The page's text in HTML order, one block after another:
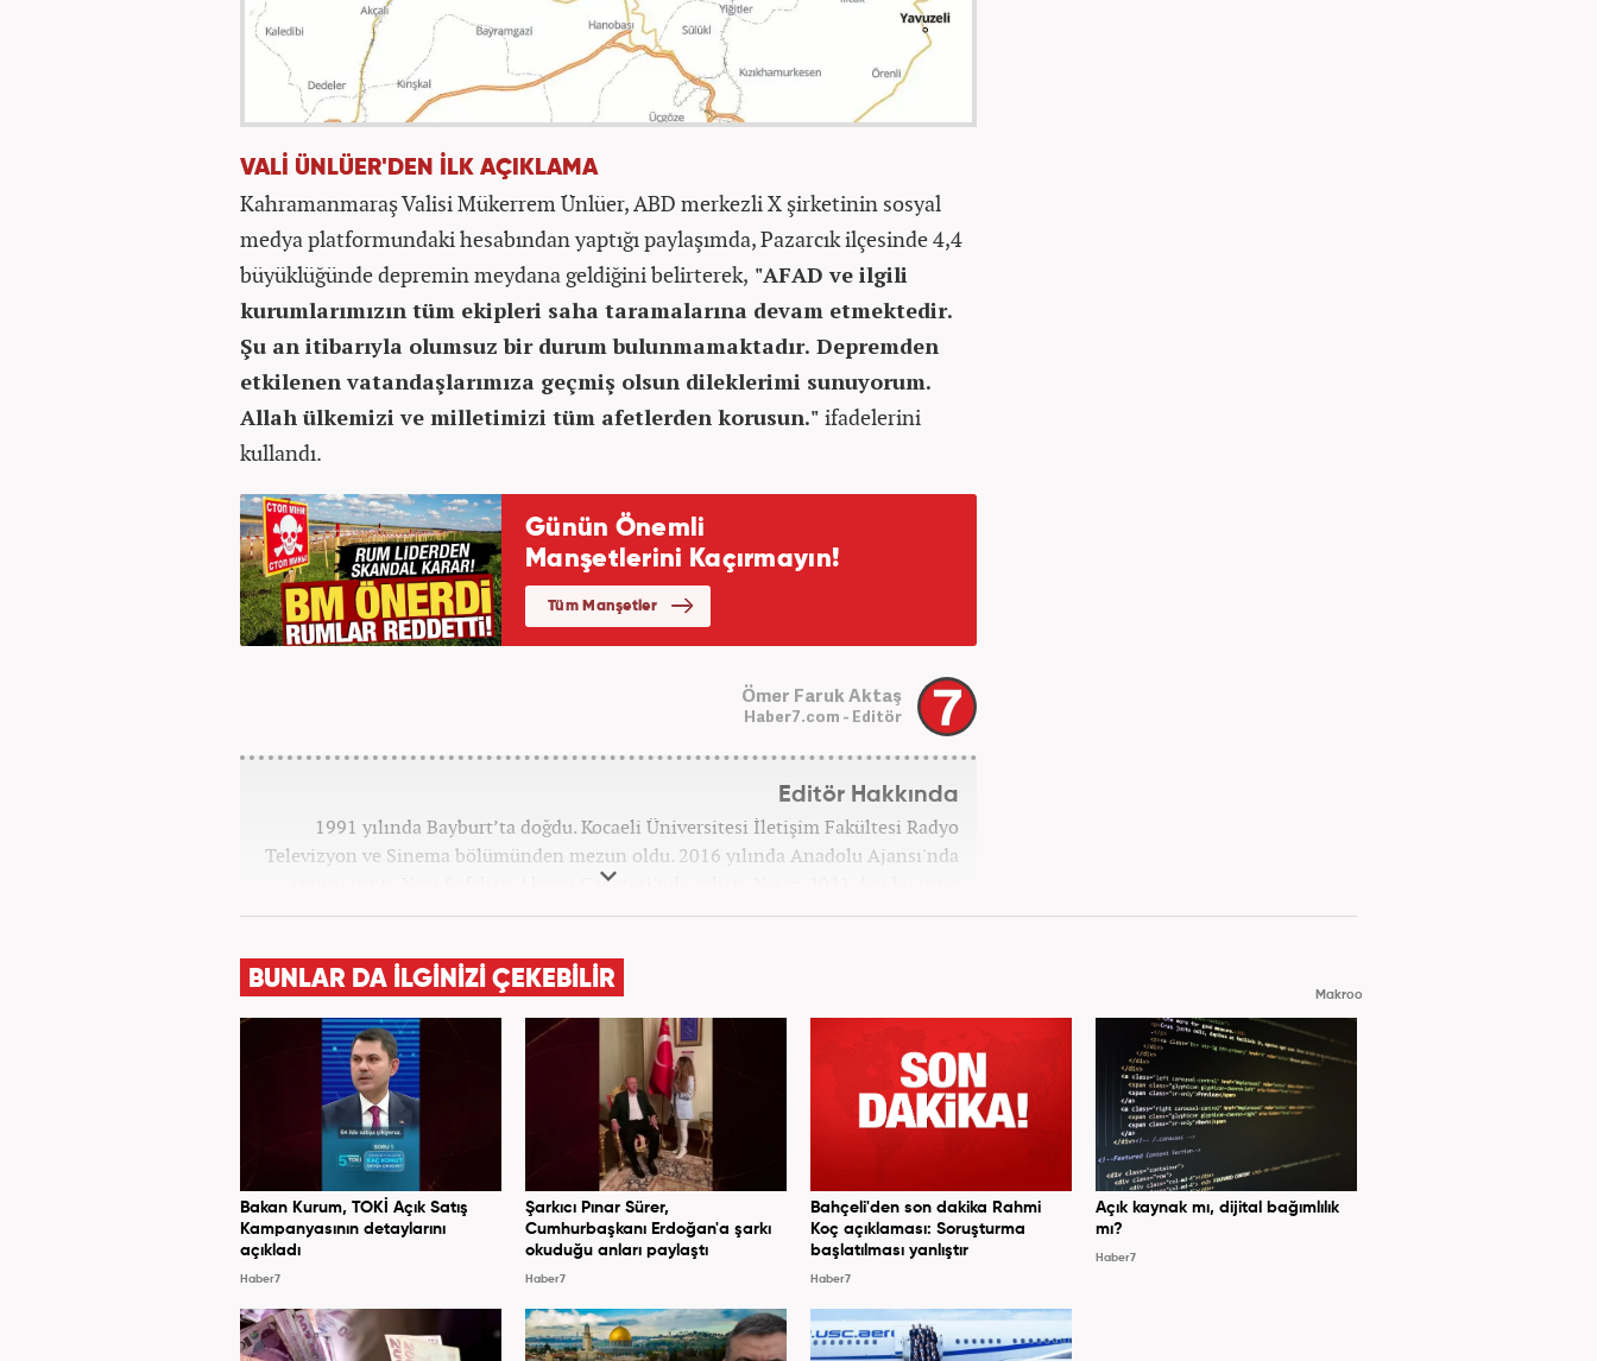
VALİ ÜNLÜER'DEN İLK AÇIKLAMA
Kahramanmaraş Valisi Mükerrem Ünlüer, ABD merkezli X şirketinin sosyal
medya platformundaki hesabından yaptığı paylaşımda, Pazarcık ilçesinde 4,4
büyüklüğünde depremin meydana geldiğini belirterek, "AFAD ve ilgili
kurumlarımızın tüm ekipleri saha taramalarına devam etmektedir.
Şu an itibarıyla​​​​​​​ olumsuz bir durum bulunmamaktadır. Depremden
etkilenen vatandaşlarımıza geçmiş olsun dileklerimi sunuyorum.
Allah ülkemizi ve milletimizi tüm afetlerden korusun." ifadelerini
kullandı.
Ömer Faruk Aktaş
Haber7.com - Editör
Editör Hakkında
1991 yılında Bayburt’ta doğdu. Kocaeli Üniversitesi İletişim Fakültesi Radyo
Televizyon ve Sinema bölümünden mezun oldu. 2016 yılında Anadolu Ajansı'nda
stajını yaptı. Yeni Şafak ve Akşam Gazetesi'nde çalıştı. Nisan 2021'den bu yana
Haber7.com'da ‘Gündem Editörü’ olarak görev yapmaktadır.
BUNLAR DA İLGİNİZİ ÇEKEBİLİR
Makroo
Bakan Kurum, TOKİ Açık Satış
Kampanyasının detaylarını
açıkladı
Haber7
Şarkıcı Pınar Sürer,
Cumhurbaşkanı Erdoğan'a şarkı
okuduğu anları paylaştı
Haber7
Bahçeli'den son dakika Rahmi
Koç açıklaması: Soruşturma
başlatılması yanlıştır
Haber7
Açık kaynak mı, dijital bağımlılık
mı?
Haber7